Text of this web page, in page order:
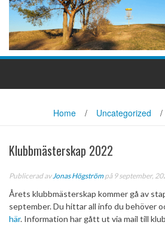
Home / Uncategorized /
Klubbmästerskap 2022
Publicerad av Jonas Högströmpå 9 september,
Årets klubbmästerskap kommer gå av
september. Du hittar all info du behöver
här. Information har gått ut via mail till